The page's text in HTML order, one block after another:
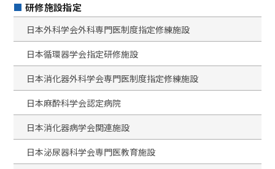
研修施設指定
日本外科学会外科専門医制度指定修練施設
日本循環器学会指定研修施設
日本消化器外科学会専門医制度指定修練施設
日本麻酔科学会認定病院
日本消化器病学会関連施設
日本泌尿器科学会専門医教育施設